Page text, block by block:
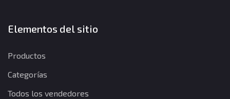
Elementos del sitio
Productos
Categorías
Todos los vendedores